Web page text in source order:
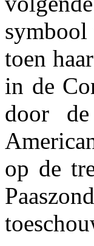
toen
in de
door
op de